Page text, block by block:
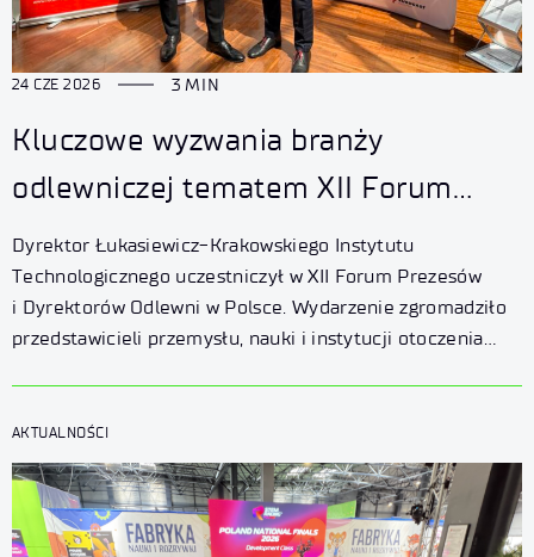
24 CZE 2026 3 MIN
Kluczowe wyzwania branży
odlewniczej tematem XII Forum
Prezesów i Dyrektorów Odlewni
Dyrektor Łukasiewicz-Krakowskiego Instytutu
Technologicznego uczestniczył w XII Forum Prezesów
i Dyrektorów Odlewni w Polsce. Wydarzenie zgromadziło
przedstawicieli przemysłu, nauki i instytucji otoczenia
od transformacji energetycznej i dekarbonizacji
po cyfryzację oraz wykorzystanie sztucznej inteligencji
w produkcji.
AKTUALNOŚCI